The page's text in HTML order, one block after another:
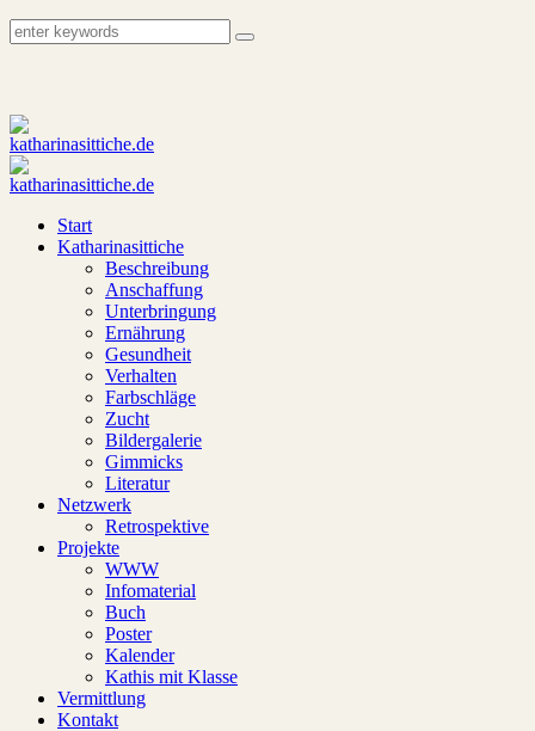
Start
Katharinasittiche
Beschreibung
Anschaffung
Unterbringung
Ernährung
Gesundheit
Verhalten
Farbschläge
Zucht
Bildergalerie
Gimmicks
Literatur
Netzwerk
Retrospektive
Projekte
WWW
Infomaterial
Buch
Poster
Kalender
Kathis mit Klasse
Vermittlung
Kontakt